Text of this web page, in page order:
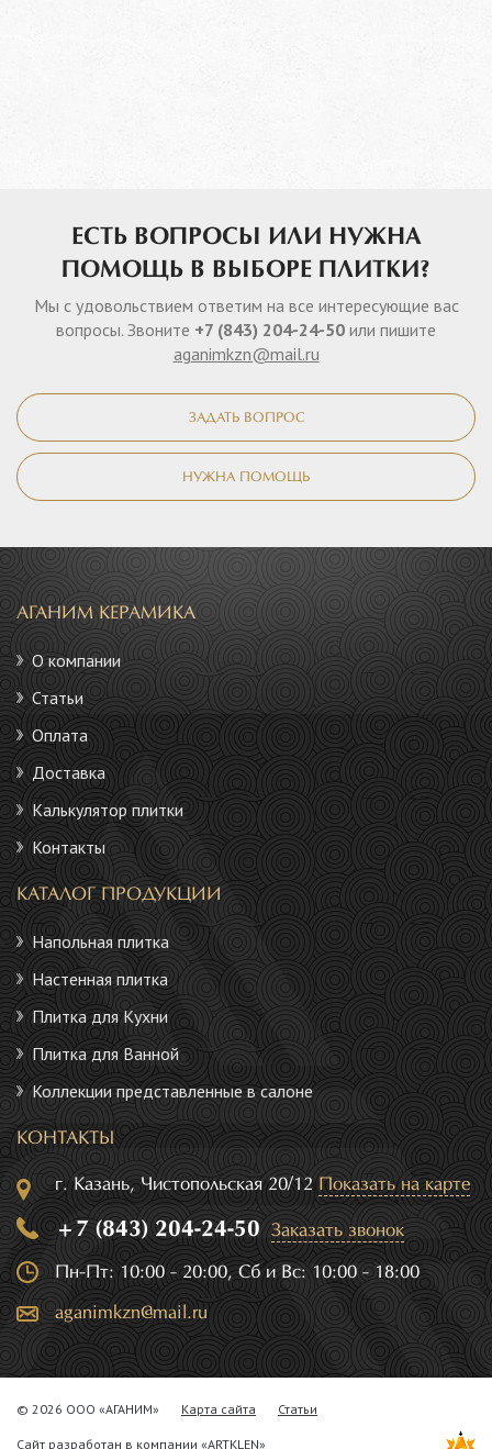
ЕСТЬ ВОПРОСЫ ИЛИ НУЖНА
ПОМОЩЬ В ВЫБОРЕ ПЛИТКИ?
Мы с удовольствием ответим на все интересующие вас
вопросы. Звоните +7 (843) 204-24-50 или пишите
aganimkzn@mail.ru
ЗАДАТЬ ВОПРОС
НУЖНА ПОМОЩЬ
АГАНИМ КЕРАМИКА
О компании
Статьи
Оплата
Доставка
Калькулятор плитки
Контакты
КАТАЛОГ ПРОДУКЦИИ
Напольная плитка
Настенная плитка
Плитка для Кухни
Плитка для Ванной
Коллекции представленные в салоне
КОНТАКТЫ
г. Казань, Чистопольская 20/12 Показать на карте
+7 (843) 204-24-50 Заказать звонок
Пн-Пт: 10:00 - 20:00, Сб и Вс: 10:00 - 18:00
aganimkzn@mail.ru
© 2026 ООО «АГАНИМ» Карта сайта Статьи
Сайт разработан в компании «ARTKLEN»